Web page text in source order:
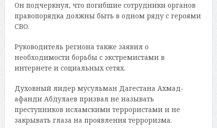
Он подчеркнул, что погибшие сотрудники органов
правопорядка должны быть в одном ряду с героями
СВО.
Руководитель региона также заявил о
необходимости борьбы с экстремистами в
интернете и социальных сетях.
Духовный лидер мусульман Дагестана Ахмад-
афанди Абдулаев призвал не называть
преступников исламскими террористами и не
закрывать глаза на проявления терроризма.